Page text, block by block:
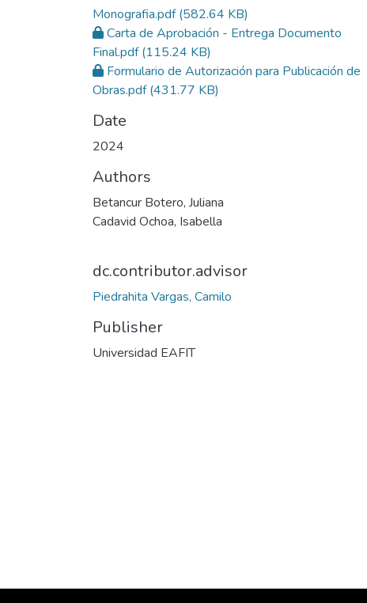
Monografia.pdf(582.64 KB)
Carta de Aprobación - Entrega Documento
Final.pdf(115.24 KB)
Formulario de Autorización para Publicación de
Obras.pdf(431.77 KB)
Date
2024
Authors
Betancur Botero, Juliana
Cadavid Ochoa, Isabella
dc.contributor.advisor
Piedrahita Vargas, Camilo
Publisher
Universidad EAFIT